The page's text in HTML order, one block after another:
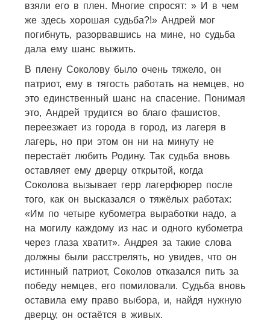
взяли его в плен. Многие спросят: » И в чем
же здесь хорошая судьба?!» Андрей мог
погибнуть, разорвавшись на мине, но судьба
дала ему шанс выжить.
В плену Соколову было очень тяжело, он
патриот, ему в тягость работать на немцев, но
это единственный шанс на спасение. Понимая
это, Андрей трудится во благо фашистов,
переезжает из города в город, из лагеря в
лагерь, но при этом он ни на минуту не
перестаёт любить Родину. Так судьба вновь
оставляет ему дверцу открытой, когда
Соколова вызывает герр лагерфюрер после
того, как он высказался о тяжёлых работах:
«Им по четыре кубометра выработки надо, а
на могилу каждому из нас и одного кубометра
через глаза хватит». Андрея за такие слова
должны были расстрелять, но увидев, что он
истинный патриот, Соколов отказался пить за
победу немцев, его помиловали. Судьба вновь
оставила ему право выбора, и, найдя нужную
дверцу, он остаётся в живых.